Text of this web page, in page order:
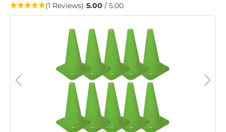
(1 Reviews) 5.00 / 5.00